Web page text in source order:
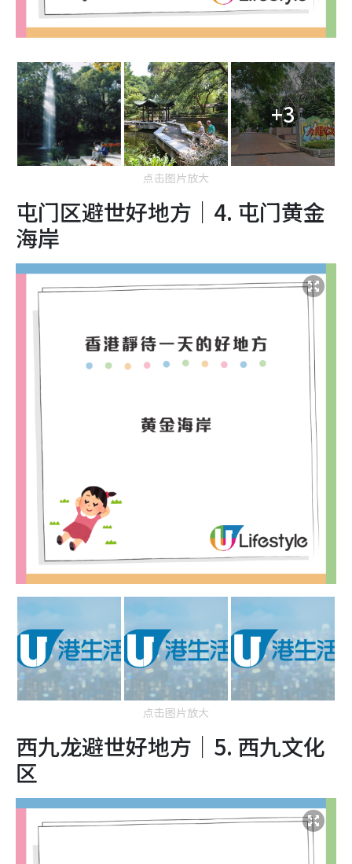
+3
点击图片放大
屯门区避世好地方｜4. 屯门黄金
海岸
点击图片放大
西九龙避世好地方｜5. 西九文化
区